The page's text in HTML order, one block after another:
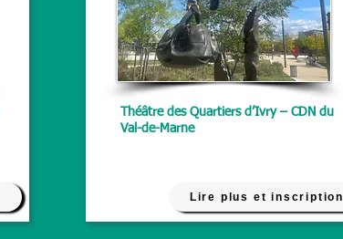
Théâtre des Quartiers d’Ivry – CDN du
Val-de-Marne
Lire plus et inscription